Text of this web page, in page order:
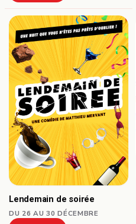
Lendemain de soirée
DU 26 AU 30 DÉCEMBRE